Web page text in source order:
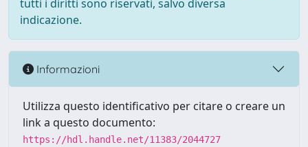
tutti i diritti sono riservati, salvo diversa
indicazione.
Informazioni
Utilizza questo identificativo per citare o creare un
link a questo documento:
https://hdl.handle.net/11383/2044727